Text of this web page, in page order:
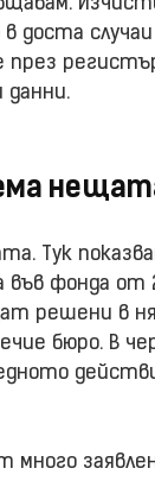
в доста
данни.
Тук
фонда от
решени в
бюро. В
много